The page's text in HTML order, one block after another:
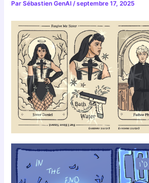
ParSébastien GenAI/septembre 17, 2025